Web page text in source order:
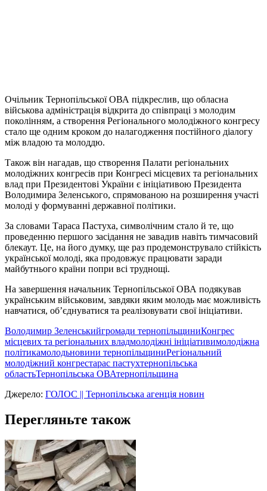
Очільник Тернопільської ОВА підкреслив, що обласна
військова адміністрація відкрита до співпраці з молодим
поколінням, а створення Регіонального молодіжного конгресу
стало ще одним кроком до налагодження постійного діалогу
між владою та молоддю.
Також він нагадав, що створення Палати регіональних
молодіжних конгресів при Конгресі місцевих та регіональних
влад при Президентові України є ініціативою Президента
Володимира Зеленського, спрямованою на розширення участі
молоді у формуванні державної політики.
За словами Тараса Пастуха, символічним стало й те, що
проведенню першого засідання не завадив навіть тимчасовий
блекаут. Це, на його думку, ще раз продемонструвало стійкість
української молоді, яка продовжує працювати заради
майбутнього країни попри всі труднощі.
На завершення начальник Тернопільської ОВА подякував
українським військовим, завдяки яким молодь має можливість
навчатися, об’єднуватися та реалізовувати свої ініціативи.
Володимир Зеленськийгромади тернопільщиниКонгрес
місцевих та регіональних владмолодіжні ініціативимолодіжна
політикамолодьновини тернопільщиниРегіональний
молодіжний конгрестарас пастухтернопільська
областьТернопільська ОВАтернопільщина
Джерело: ГОЛОС || Тернопільська агенція новин
Перегляньте також